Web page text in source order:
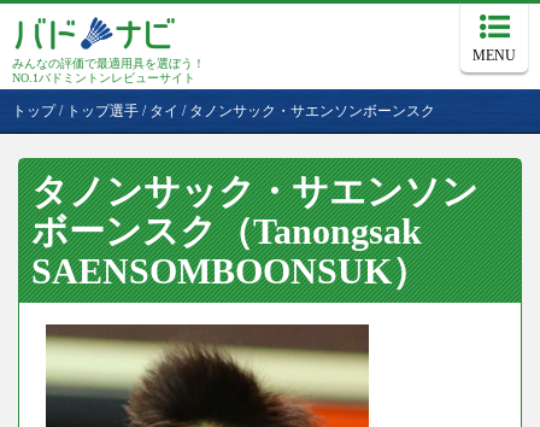
みんなの評価で最適用具を選ぼう！
NO.1バドミントンレビューサイト
MENU
トップ/ トップ選手 / タイ / タノンサック・サエンソンボーンスク
タノンサック・サエンソン
ボーンスク（Tanongsak
SAENSOMBOONSUK）